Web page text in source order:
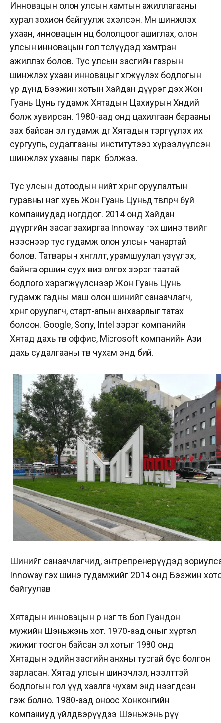
Инновацын олон улсын хамтын ажиллагааны
хурал зохион байгуулж эхэлсэн. Мөн шинжлэх
ухаан, инновацын нөөц бололцоог ашиглах, олон
улсын инновацын гол төслүүдэд хамтран
ажиллах болов. Тус улсын засгийн газрын
шинжлэх ухаан инновацыг хөгжүүлэх бодлогын
үр дүнд Бээжин хотын Хайдан дүүрэг дэх Жон
Гуань Цунь гудамж Хятадын Цахиурын Хөндий
болж хувирсан. 1980-аад онд цахилгаан барааны
зах байсан эл гудамж өдгөө Хятадын тэргүүлэх их
сургууль, судалгааны институтээр хүрээлүүлсэн
шинжлэх ухааны парк болжээ.
Тус улсын дотоодын нийт хөрөнгө оруулалтын
гуравны нэг хувь Жон Гуань Цуньд төвлөрч буй
компаниудад ногддог. 2014 онд Хайдан
дүүргийн засаг захиргаа Innoway гэх шинэ төвийг
нээснээр тус гудамж олон улсын чанартай
болов. Татварын хөнгөлөлт, урамшуулал үзүүлэх,
байнга оршин суух виз олгох зэрэг таатай
бодлого хэрэгжүүлснээр Жон Гуань Цунь
гудамж гадны маш олон шинийг санаачлагч,
хөрөнгө оруулагч, старт-апын анхаарлыг татах
болсон. Google, Sony, Intel зэрэг компанийн
Хятад дахь төв оффис, Microsoft компанийн Ази
дахь судалгааны төв чухам энд бий.
Шинийг санаачлагчид, энтрепренерүүдэд
Innoway гэх шинэ гудамжийг 2014 онд Бээжин
байгуулав
Хятадын инновацын өөр нэг төв бол Гуандон
мужийн Шэньжэнь хот. 1970-аад оныг хүртэл
жижиг тосгон байсан эл хотыг 1980 онд
Хятадын эдийн засгийн анхны тусгай бүс болгон
зарласан. Хятад улсын шинэчлэл, нээлттэй
бодлогын гол үүд хаалга чухам энд нээгдсэн
гэж болно. 1980-аад оноос Хонконгийн
компаниуд үйлдвэрүүдээ Шэньжэнь рүү